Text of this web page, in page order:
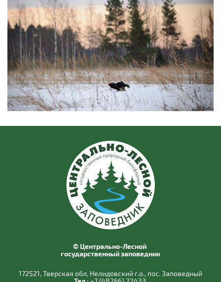
© Центрально-Лесной
государственный заповедник
172521, Тверская обл, Нелидовский г.о., пос. Заповедный